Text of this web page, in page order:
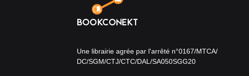
Une librairie agrée par l'arrêté n°0167/MTCA/
DC/SGM/CTJ/CTC/DAL/SA050SGG20